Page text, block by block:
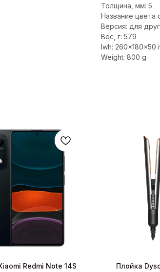
Толщина, мм: 5
Название цвета
Версия: для
Вес, г: 579
lwh: 260x180x50
Weight: 800 g
Redmi Note 14S
Плойка